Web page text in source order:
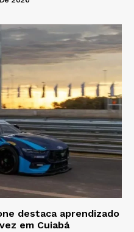
destaca aprendizado
em Cuiabá